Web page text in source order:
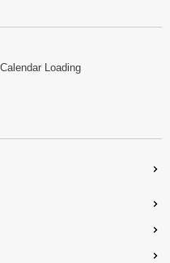
Calendar Loading